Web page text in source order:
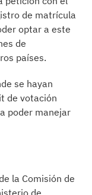
de matrícula
optar a este
de
países.
se hayan
de votación
poder manejar
la Comisión de